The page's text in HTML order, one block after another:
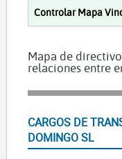
Controlar Mapa
Mapa de
relaciones entre
CARGOS DE
DOMINGO SL